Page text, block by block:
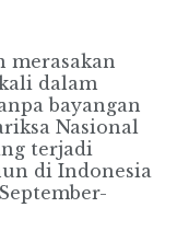
merasakan
dalam
bayangan
Nasional
terjadi
di Indonesia